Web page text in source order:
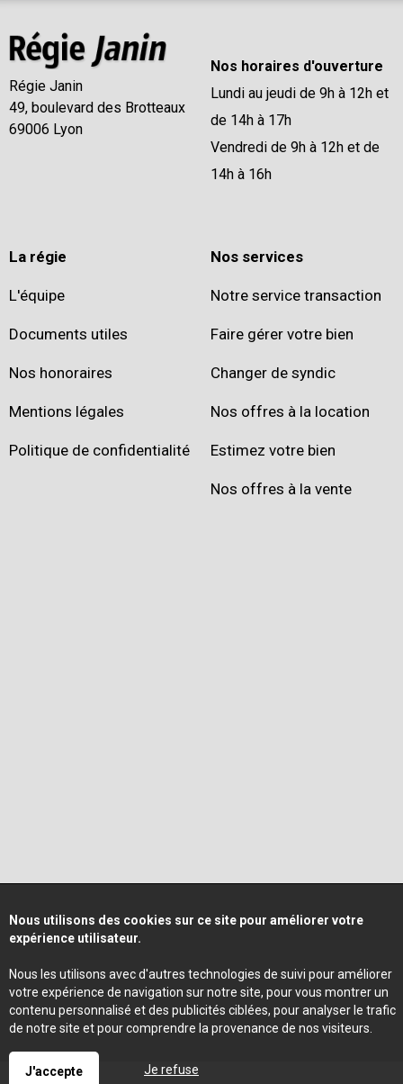
Régie Janin
49, boulevard des Brotteaux
69006 Lyon
Nos horaires d'ouverture
Lundi au jeudi de 9h à 12h et
de 14h à 17h
Vendredi de 9h à 12h et de
14h à 16h
La régie
L'équipe
Documents utiles
Nos honoraires
Mentions légales
Politique de confidentialité
Nos services
Notre service transaction
Faire gérer votre bien
Changer de syndic
Nos offres à la location
Estimez votre bien
Nos offres à la vente
Nous utilisons des cookies sur ce site pour améliorer votre
expérience utilisateur.
Nous les utilisons avec d'autres technologies de suivi pour améliorer
votre expérience de navigation sur notre site, pour vous montrer un
contenu personnalisé et des publicités ciblées, pour analyser le trafic
de notre site et pour comprendre la provenance de nos visiteurs.
J'accepte Je refuse